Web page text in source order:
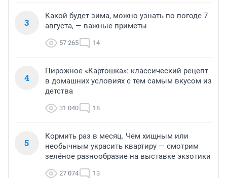
3
Какой будет зима, можно узнать по погоде 7
августа, — важные приметы
57 265 14
4
Пирожное «Картошка»: классический рецепт
в домашних условиях с тем самым вкусом из
детства
31 040 18
5
Кормить раз в месяц. Чем хищным или
необычным украсить квартиру — смотрим
зелёное разнообразие на выставке экзотики
27 074 13